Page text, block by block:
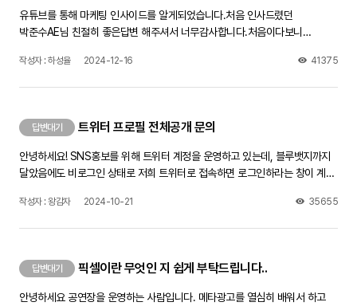
페이스북 고객센터와 채팅문의를 통하여 문의했더니 원인을 모르겠다며,
인증창이 뜨는 PC에서 며칠동안 사용하지 말고 쉬었다가 다시 해보라고
하는데, 이틀 쉬었다 해도 안되네요 방법을 찾아주세요! 제발!!!
유튜브를 통해 마케팅 인사이드를 알게되었습니다.처음 인사드렸던
박준수AE님 친절히 좋은답변 해주셔서 너무감사합니다.처음이다보니
어떤영상을 보면 좋은지 어떻게 공부를하고 방향을 잡으면 좋은지 좋은조언
작성자 : 하성율 2024-12-16 41375
답변대기 트위터 프로필 전체공개 문의
안녕하세요! SNS홍보를 위해 트위터 계정을 운영하고 있는데, 블루뱃지까지
달았음에도 비로그인 상태로 저희 트위터로 접속하면 로그인하라는 창이 계속
분들처럼 로그인 없이 저희 트위터를 볼 수 있게 하는법이 궁금합니다.
작성자 : 왕감자 2024-10-21 35655
답변대기 픽셀이란 무엇인 지 쉽게 부탁드립니다..
안녕하세요 공연장을 운영하는 사람입니다. 메타광고를 열심히 배워서 하고